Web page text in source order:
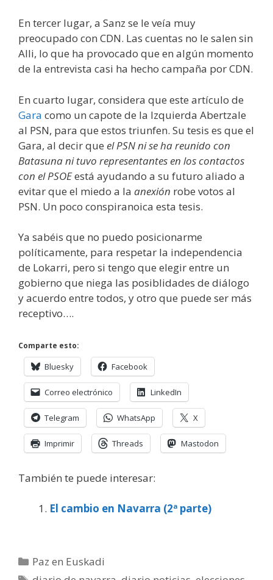
En tercer lugar, a Sanz se le veía muy
preocupado con CDN. Las cuentas no le salen sin
Alli, lo que ha provocado que en algún momento
de la entrevista casi ha hecho campaña por CDN.
En cuarto lugar, considera que este artículo de
Gara como un capote de la Izquierda Abertzale
al PSN, para que estos triunfen. Su tesis es que el
Gara, al decir que el PSN ni se ha reunido con
Batasuna ni tuvo representantes en los contactos
con el PSOEestá ayudando a su futuro aliado a
evitar que el miedo a la anexión robe votos al
PSN. Un poco conspiranoica esta tesis.
Ya sabéis que no puedo posicionarme
políticamente, para respetar la independencia
de Lokarri, pero si tengo que elegir entre un
gobierno que niega las posiblidades de diálogo
y acuerdo entre todos, y otro que puede ser más
receptivo….
Comparte esto:
Bluesky Facebook
Correo electrónico LinkedIn
Telegram WhatsApp X
Imprimir Threads Mastodon
También te puede interesar:
El cambio en Navarra (2ª parte)
Categorías
Paz en Euskadi